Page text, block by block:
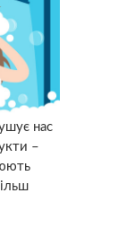
нас
–